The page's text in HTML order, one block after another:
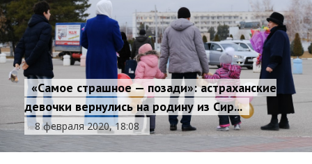
«Самое страшное — позади»: астраханские
девочки вернулись на родину из Сир...
8 февраля 2020, 18:08